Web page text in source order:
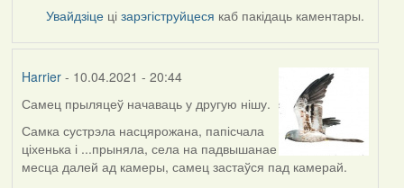
Увайдзіце цізарэгіструйцеся каб пакідаць каментары.
Harrier- 10.04.2021 - 20:44
Самец прыляцеў начаваць у другую нішу.
Самка сустрэла насцярожана, папісчала
ціхенька і ...прыняла, села на падвышанае
месца далей ад камеры, самец застаўся пад камерай.